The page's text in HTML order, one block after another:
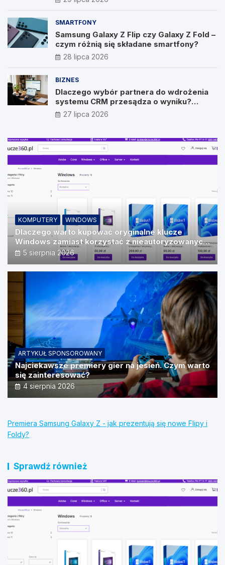
SMARTFONY
Samsung Galaxy Z Flip czy Galaxy Z Fold –
czym różnią się składane smartfony?
28 lipca 2026
BIZNES
Dlaczego wybór partnera do wdrożenia
systemu CRM przesądza o wyniku?
Wywiad z Pawłem Prymakowskim, CEO IT
Vision
27 lipca 2026
KOMPUTERY WINDOWS
Dlaczego warto kupować oryginalne klucze
Windows zamiast korzystać z nieautoryzowanych
źródeł?
5 sierpnia 2026
ARTYKUŁ SPONSOROWANY
Najciekawsze premiery gier na jesień. Czym warto
się zainteresować?
4 sierpnia 2026
Premiera Samsung Galaxy Z - jak prezentują się nowe Flipy i
Foldy?
Sprawdź również